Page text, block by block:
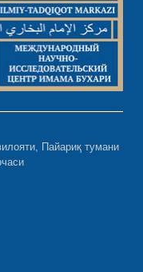
Пайариқ тумани